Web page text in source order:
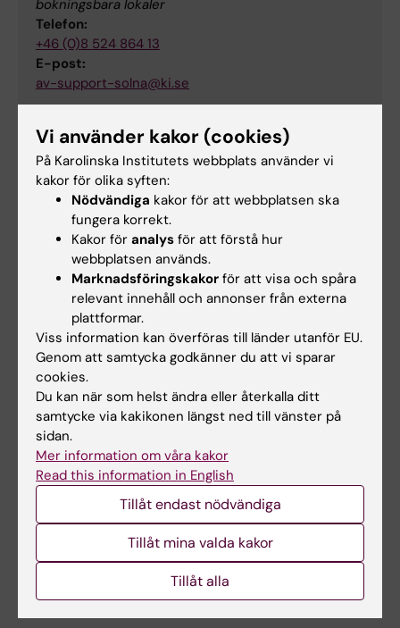
bokningsbara lokaler
Telefon:
+46 (0)8 524 864 13
E-post:
av-support-solna@ki.se
Karta
Vi använder kakor (cookies)
På Karolinska Institutets webbplats använder vi
kakor för olika syften:
Nödvändiga kakor för att webbplatsen ska
fungera korrekt.
Kakor för analys för att förstå hur
webbplatsen används.
Marknadsföringskakor för att visa och spåra
relevant innehåll och annonser från externa
plattformar.
Viss information kan överföras till länder utanför EU.
Genom att samtycka godkänner du att vi sparar
cookies.
Du kan när som helst ändra eller återkalla ditt
samtycke via kakikonen längst ned till vänster på
sidan.
Mer information om våra kakor
Read this information in English
Tillåt endast nödvändiga
Tillåt mina valda kakor
Tillåt alla